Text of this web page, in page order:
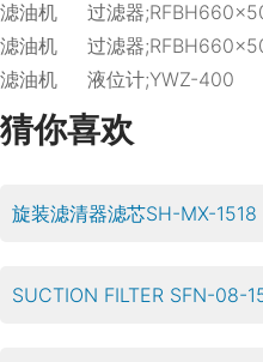
滤油机 过滤器
滤油机 过滤器
滤油机 液位计;YWZ-400
猜你喜欢
旋装滤清器滤芯SH-MX-
SUCTION FILTER SFN-08-